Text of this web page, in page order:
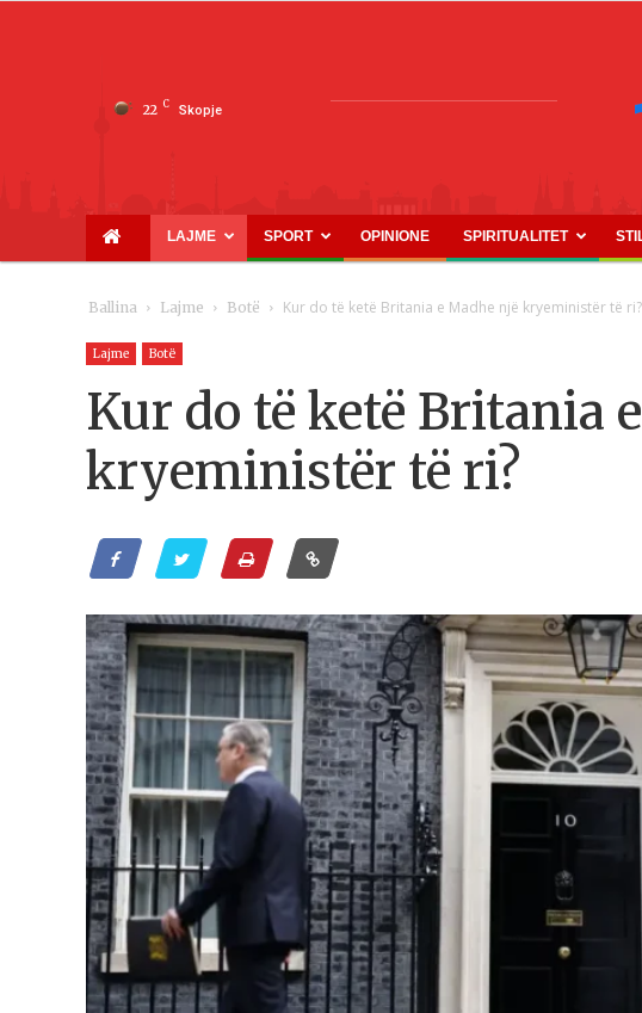
22 C Skopje
LAJME SPORT OPINIONE SPIRITUALITET
Ballina Lajme Botë Kur do të ketë Britania e Madhe një kryeministër të ri?
Lajme Botë
Kur do të ketë Britania
kryeministër të ri?